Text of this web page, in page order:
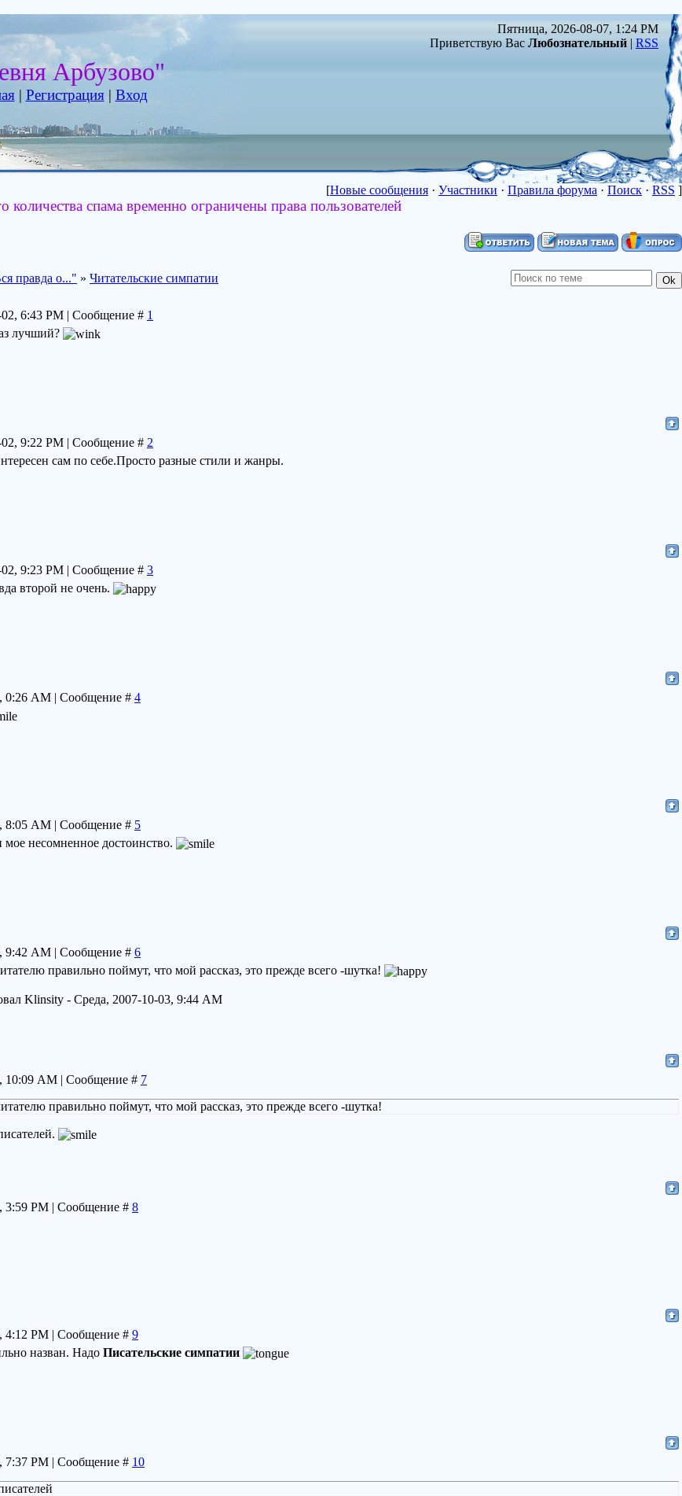
Арбузово"
| Регистрация| Вход
Пятница, 2026-08-07, 1:24 PM
Приветствую Вас Любознательный | RSS
[Новые сообщения · Участники · Правила форума · Поиск · RSS ]
количества спама временно ограничены права пользователей
правда о..." » Читательские симпатии
6:43 PM | Сообщение # 1
лучший?
9:22 PM | Сообщение # 2
сам по себе.Просто разные стили и жанры.
9:23 PM | Сообщение # 3
второй не очень.
0:26 AM | Сообщение # 4
8:05 AM | Сообщение # 5
несомненное достоинство.
9:42 AM | Сообщение # 6
правильно поймут, что мой рассказ, это прежде всего -шутка!
Klinsity - Среда, 2007-10-03, 9:44 AM
10:09 AM | Сообщение # 7
правильно поймут, что мой рассказ, это прежде всего -шутка!
3:59 PM | Сообщение # 8
4:12 PM | Сообщение # 9
назван. Надо Писательские симпатии
7:37 PM | Сообщение # 10